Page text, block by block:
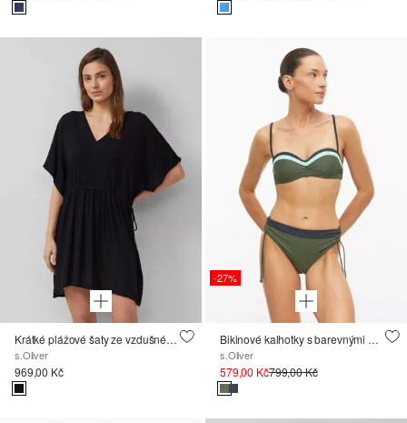
Krátké plážové šaty ze vzdušné viskózy
s.Oliver
969,00 Kč
-27%
Bikinové kalhotky s barevnými bloky
s.Oliver
579,00 Kč799,00 Kč